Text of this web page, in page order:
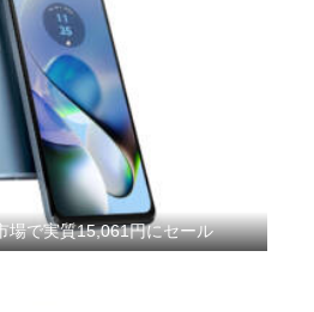
場で実質15,061円にセール